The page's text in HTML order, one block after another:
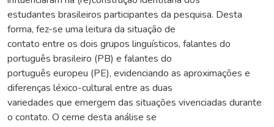
estudantes brasileiros participantes da pesquisa. Desta
forma, fez-se uma leitura da situação de
contato entre os dois grupos linguísticos, falantes do
português brasileiro (PB) e falantes do
português europeu (PE), evidenciando as aproximações e
diferenças léxico-cultural entre as duas
variedades que emergem das situações vivenciadas durante
o contato. O cerne desta análise se